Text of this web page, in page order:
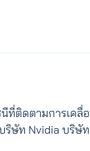
ติดตามการเค
ษัท Nvidia บริ